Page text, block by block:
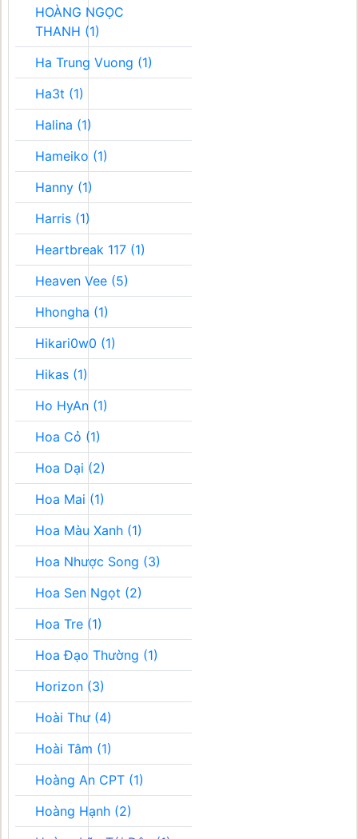
HOÀNG NGỌC
THANH (1)
Ha Trung Vuong (1)
Ha3t (1)
Halina (1)
Hameiko (1)
Hanny (1)
Harris (1)
Heartbreak 117 (1)
Heaven Vee (5)
Hhongha (1)
Hikari0w0 (1)
Hikas (1)
Ho HyAn (1)
Hoa Cỏ (1)
Hoa Dại (2)
Hoa Mai (1)
Hoa Màu Xanh (1)
Hoa Nhược Song (3)
Hoa Sen Ngọt (2)
Hoa Tre (1)
Hoa Đạo Thường (1)
Horizon (3)
Hoài Thư (4)
Hoài Tâm (1)
Hoàng An CPT (1)
Hoàng Hạnh (2)